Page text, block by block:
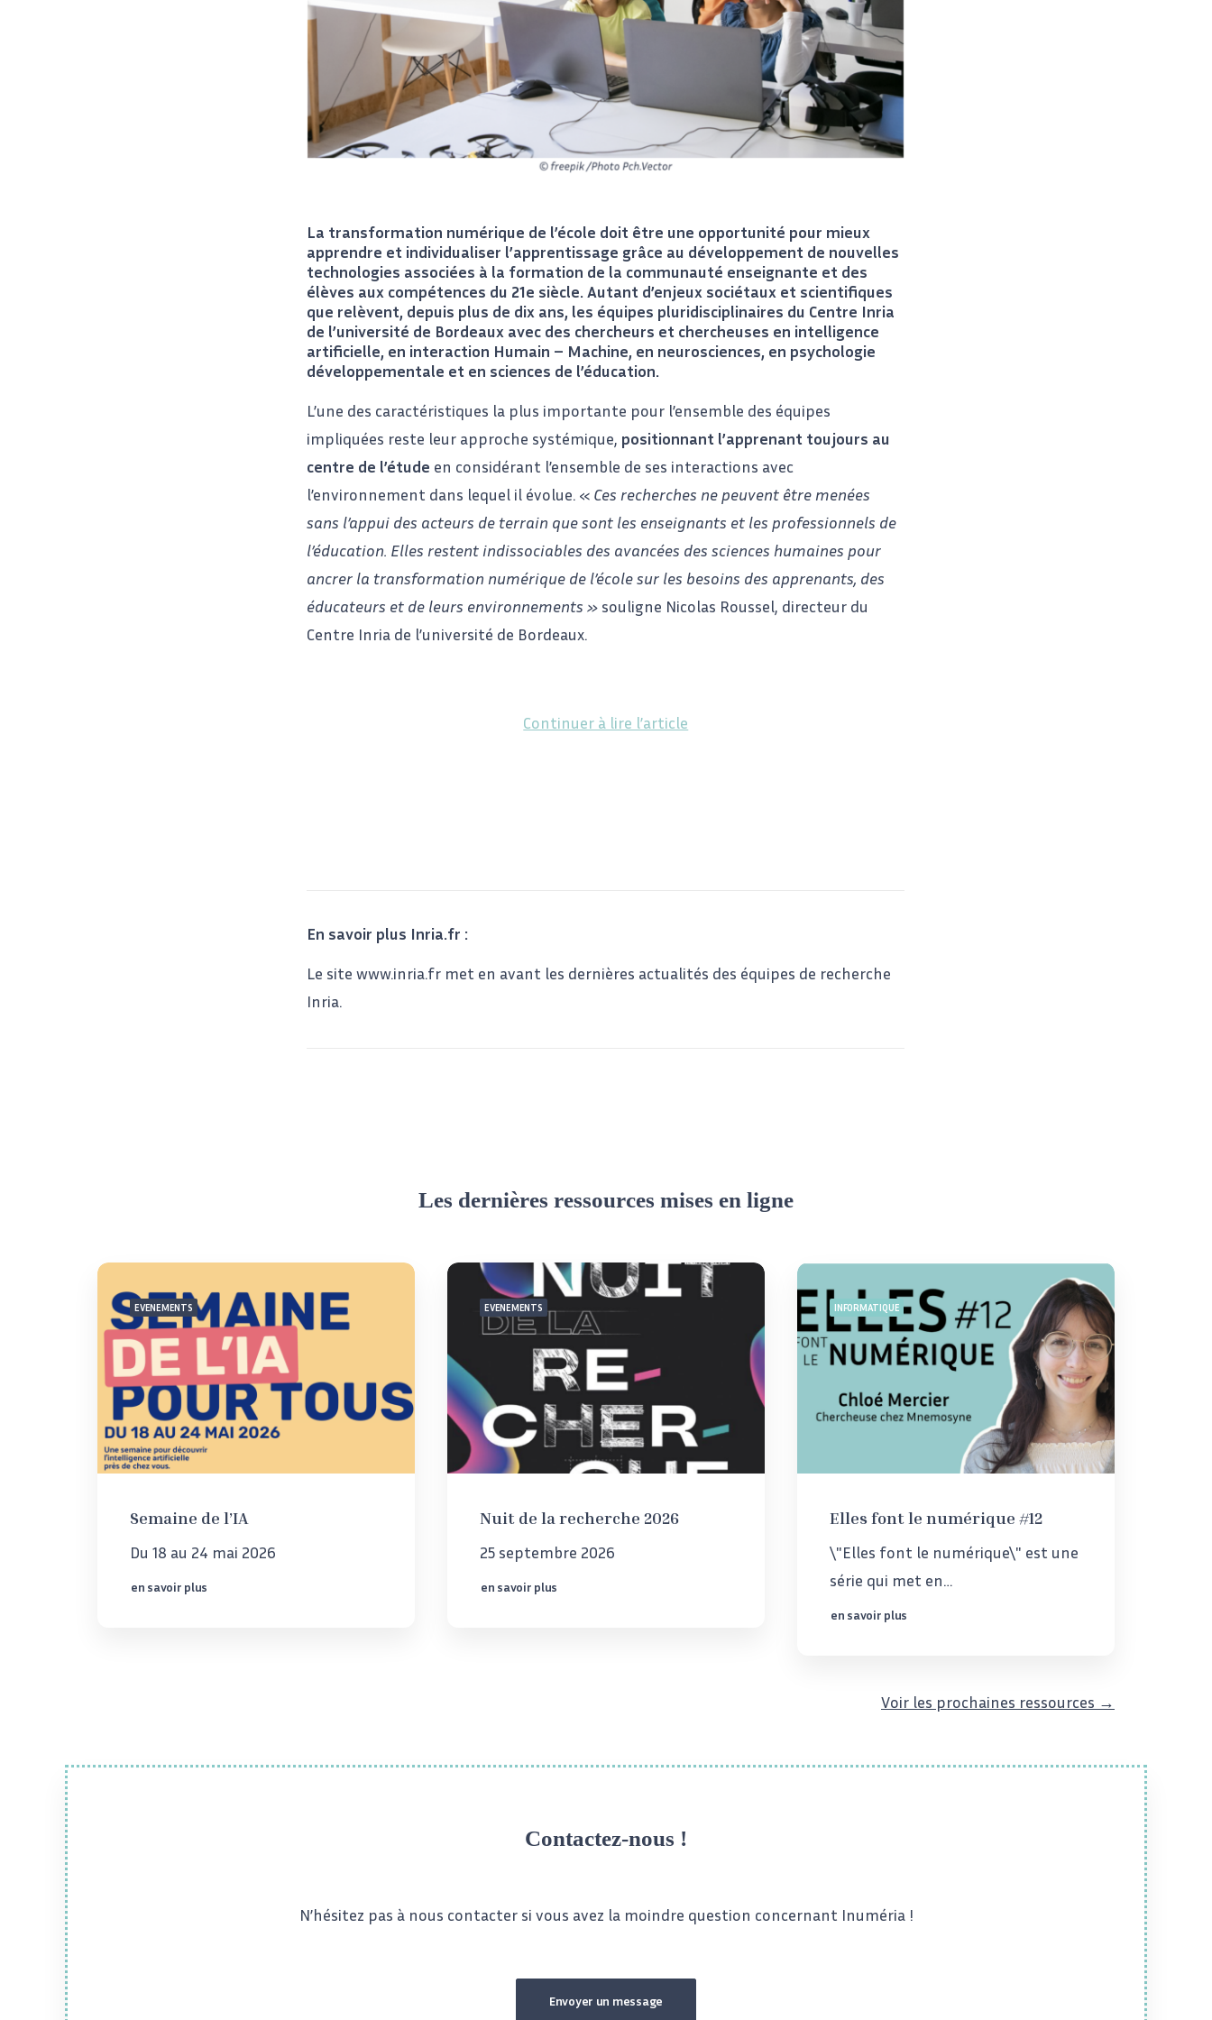
La transformation numérique de l’école doit être une opportunité pour mieux
apprendre et individualiser l’apprentissage grâce au développement de nouvelles
technologies associées à la formation de la communauté enseignante et des
élèves aux compétences du 21e siècle. Autant d’enjeux sociétaux et scientifiques
que relèvent, depuis plus de dix ans, les équipes pluridisciplinaires du Centre Inria
de l’université de Bordeaux avec des chercheurs et chercheuses en intelligence
artificielle, en interaction Humain – Machine, en neurosciences, en psychologie
développementale et en sciences de l’éducation.
L’une des caractéristiques la plus importante pour l’ensemble des équipes
impliquées reste leur approche systémique, positionnant l’apprenant toujours au
centre de l’étude en considérant l’ensemble de ses interactions avec
l’environnement dans lequel il évolue. « Ces recherches ne peuvent être menées
sans l’appui des acteurs de terrain que sont les enseignants et les professionnels de
l’éducation. Elles restent indissociables des avancées des sciences humaines pour
ancrer la transformation numérique de l’école sur les besoins des apprenants, des
éducateurs et de leurs environnements » souligne Nicolas Roussel, directeur du
Centre Inria de l’université de Bordeaux.
Continuer à lire l’article
En savoir plus Inria.fr :
Le site www.inria.fr met en avant les dernières actualités des équipes de recherche
Inria.
Les dernières ressources mises en ligne
EVENEMENTS
Semaine de l’IA
Du 18 au 24 mai 2026
en savoir plus
EVENEMENTS
Nuit de la recherche 2026
25 septembre 2026
en savoir plus
INFORMATIQUE
Elles font le numérique #12
\"Elles font le numérique\" est une
série qui met en…
en savoir plus
Voir les prochaines ressources →
Contactez-nous !
N’hésitez pas à nous contacter si vous avez la moindre question concernant Inuméria !
Envoyer un message